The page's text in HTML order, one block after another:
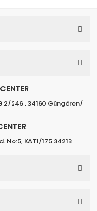
2/246 , 34160 Güngören/
No:5, KAT1/175 34218